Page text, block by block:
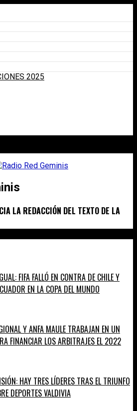
2025
LA REDACCIÓN DEL TEXTO DE LA
FIFA FALLÓ EN CONTRA DE CHILE Y
EN LA COPA DEL MUNDO
Y ANFA MAULE TRABAJAN EN UN
FINANCIAR LOS ARBITRAJES EL 2022
HAY TRES LÍDERES TRAS EL TRIUNFO
DEPORTES VALDIVIA